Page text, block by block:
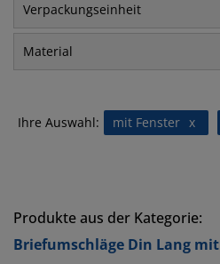
Verpackungseinheit
Material
Ihre Auswahl: x
mit Fenster
Produkte aus der Kategorie:
Briefumschläge Din Lang